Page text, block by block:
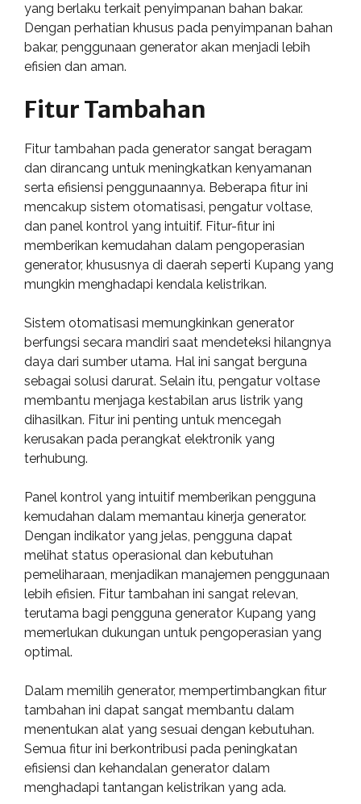
yang berlaku terkait penyimpanan bahan bakar.
Dengan perhatian khusus pada penyimpanan bahan
bakar, penggunaan generator akan menjadi lebih
efisien dan aman.
Fitur Tambahan
Fitur tambahan pada generator sangat beragam
dan dirancang untuk meningkatkan kenyamanan
serta efisiensi penggunaannya. Beberapa fitur ini
mencakup sistem otomatisasi, pengatur voltase,
dan panel kontrol yang intuitif. Fitur-fitur ini
memberikan kemudahan dalam pengoperasian
generator, khususnya di daerah seperti Kupang yang
mungkin menghadapi kendala kelistrikan.
Sistem otomatisasi memungkinkan generator
berfungsi secara mandiri saat mendeteksi hilangnya
daya dari sumber utama. Hal ini sangat berguna
sebagai solusi darurat. Selain itu, pengatur voltase
membantu menjaga kestabilan arus listrik yang
dihasilkan. Fitur ini penting untuk mencegah
kerusakan pada perangkat elektronik yang
terhubung.
Panel kontrol yang intuitif memberikan pengguna
kemudahan dalam memantau kinerja generator.
Dengan indikator yang jelas, pengguna dapat
melihat status operasional dan kebutuhan
pemeliharaan, menjadikan manajemen penggunaan
lebih efisien. Fitur tambahan ini sangat relevan,
terutama bagi pengguna generator Kupang yang
memerlukan dukungan untuk pengoperasian yang
optimal.
Dalam memilih generator, mempertimbangkan fitur
tambahan ini dapat sangat membantu dalam
menentukan alat yang sesuai dengan kebutuhan.
Semua fitur ini berkontribusi pada peningkatan
efisiensi dan kehandalan generator dalam
menghadapi tantangan kelistrikan yang ada.